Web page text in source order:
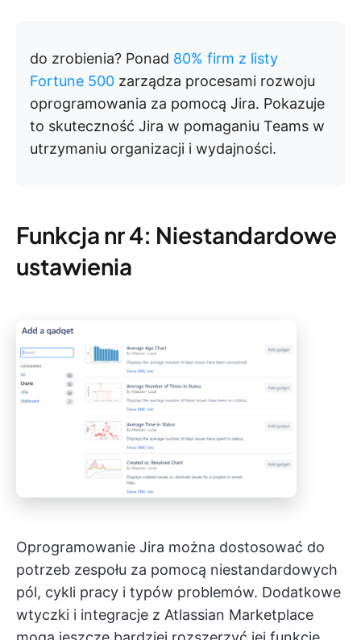
do zrobienia? Ponad 80% firm z listy
Fortune 500 zarządza procesami rozwoju
oprogramowania za pomocą Jira. Pokazuje
to skuteczność Jira w pomaganiu Teams w
utrzymaniu organizacji i wydajności.
Funkcja nr 4: Niestandardowe
ustawienia
Oprogramowanie Jira można dostosować do
potrzeb zespołu za pomocą niestandardowych
pól, cykli pracy i typów problemów. Dodatkowe
wtyczki i integracje z Atlassian Marketplace